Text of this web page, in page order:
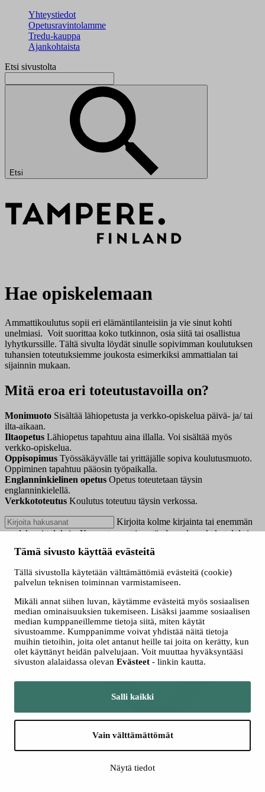
Tämä sivusto käyttää evästeitä
Tällä sivustolla käytetään välttämättömiä evästeitä (cookie)
palvelun teknisen toiminnan varmistamiseen.
Mikäli annat siihen luvan, käytämme evästeitä myös sosiaalisen
median ominaisuuksien tukemiseen. Lisäksi jaamme sosiaalisen
median kumppaneillemme tietoja siitä, miten käytät
sivustoamme. Kumppanimme voivat yhdistää näitä tietoja
muihin tietoihin, joita olet antanut heille tai joita on kerätty, kun
olet käyttänyt heidän palvelujaan. Voit muuttaa hyväksyntääsi
sivuston alalaidassa olevan Evästeet - linkin kautta.
Salli kaikki
Vain välttämättömät
Näytä tiedot
Yhteystiedot
Opetusravintolamme
Tredu-kauppa
Ajankohtaista
Etsi sivustolta
Etsi
Hae opiskelemaan
Ammattikoulutus sopii eri elämäntilanteisiin ja vie sinut kohti
unelmiasi. Voit suorittaa koko tutkinnon, osia siitä tai osallistua
lyhytkurssille. Tältä sivulta löydät sinulle sopivimman koulutuksen
tuhansien toteutuksiemme joukosta esimerkiksi ammattialan tai
sijainnin mukaan.
Mitä eroa eri toteutustavoilla on?
Monimuoto Sisältää lähiopetusta ja verkko-opiskelua päivä- ja/ tai
ilta-aikaan.
Iltaopetus Lähiopetus tapahtuu aina illalla. Voi sisältää myös
verkko-opiskelua.
Oppisopimus Työssäkäyvälle tai yrittäjälle sopiva koulutusmuoto.
Oppiminen tapahtuu pääosin työpaikalla.
Englanninkielinen opetus Opetus toteutetaan täysin
englanninkielellä.
Verkkototeutus Koulutus toteutuu täysin verkossa.
Kirjoita kolme kirjainta tai enemmän
saadaksesi tuloksia. Kun automaattisen täydennyksen hakutuloksia
valintaan. Kosketuslaitteiden käyttäjille, tutki koskettamalla tai
Näytä vain nyt haussa olevat
Valitse hakutapa
Kaikki
Jatkuva haku
Yhteishaku